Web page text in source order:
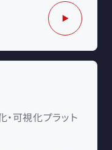
可視化プラット